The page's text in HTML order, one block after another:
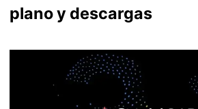
plano y descargas